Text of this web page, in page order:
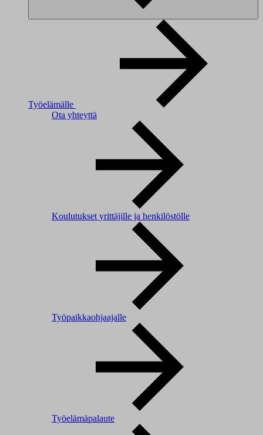
Työelämälle
Ota yhteyttä
Koulutukset yrittäjille ja henkilöstölle
Työpaikkaohjaajalle
Työelämäpalaute